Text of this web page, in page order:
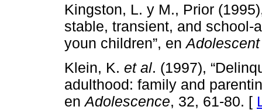
Kingston, L. y M., Prior
stable, transient, and school-
youn children”, en
Klein, K. et al. (1997),
adulthood: family and
enAdolescence, 32, 61-80. [